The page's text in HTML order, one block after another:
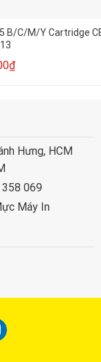
B/C/M/Y Cartridge
₫
Hưng, HCM
069
Máy In